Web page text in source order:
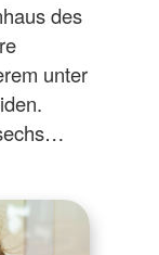
des
unter